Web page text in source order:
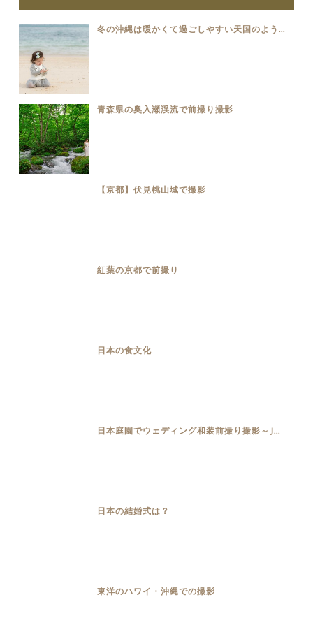
冬の沖縄は暖かくて過ごしやすい天国のよう...
青森県の奥入瀬渓流で前撮り撮影
【京都】伏見桃山城で撮影
紅葉の京都で前撮り
日本の食文化
日本庭園でウェディング和装前撮り撮影～J...
日本の結婚式は？
東洋のハワイ・沖縄での撮影